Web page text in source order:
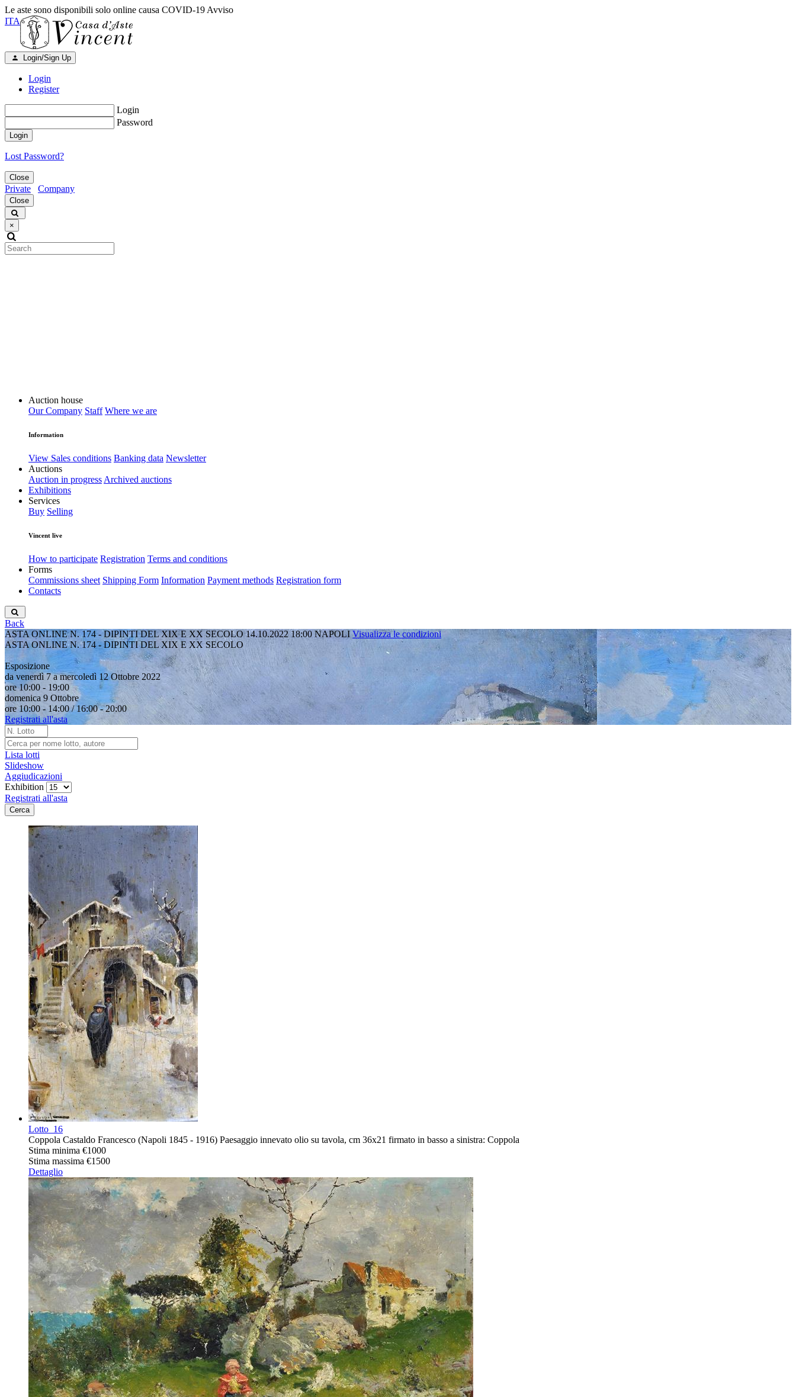
Le aste sono disponibili solo online causa COVID-19 Avviso
ITA
Login/Sign Up
Login
Register
Login
Password
Login
Lost Password?
Close
Private Company
Close
×
Auction house
Our Company Staff Where we are
Information
View Sales conditions Banking data Newsletter
Auctions
Auction in progress Archived auctions
Exhibitions
Services
Buy Selling
Vincent live
How to participate Registration Terms and conditions
Forms
Commissions sheet Shipping Form Information Payment methods Registration form
Contacts
Back
ASTA ONLINE N. 174 - DIPINTI DEL XIX E XX SECOLO14.10.2022 18:00 NAPOLI Visualizza le condizioni
ASTA ONLINE N. 174 - DIPINTI DEL XIX E XX SECOLO
Esposizione
da venerdì 7 a mercoledì 12 Ottobre 2022
ore 10:00 - 19:00
domenica 9 Ottobre
ore 10:00 - 14:00 / 16:00 - 20:00
Registrati all'asta
Lista lotti
Slideshow
Aggiudicazioni
Exhibition
Registrati all'asta
Lotto 16
Coppola Castaldo Francesco (Napoli 1845 - 1916) Paesaggio innevato olio su tavola, cm 36x21 firmato in basso a sinistra: Coppola
Stima minima €1000
Stima massima €1500
Dettaglio